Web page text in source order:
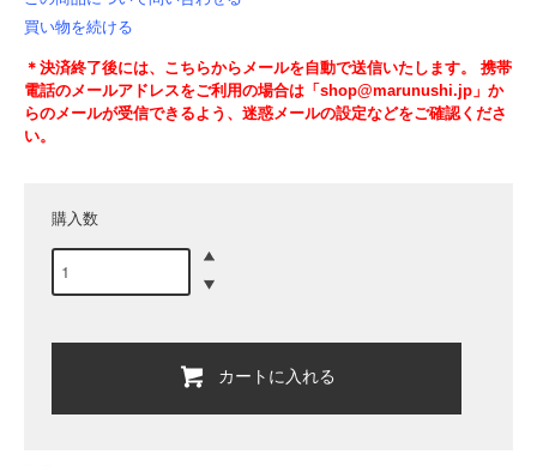
買い物を続ける
＊決済終了後には、こちらからメールを自動で送信いたします。 携帯
電話のメールアドレスをご利用の場合は「shop@marunushi.jp」か
らのメールが受信できるよう、迷惑メールの設定などをご確認くださ
い。
購入数
カートに入れる